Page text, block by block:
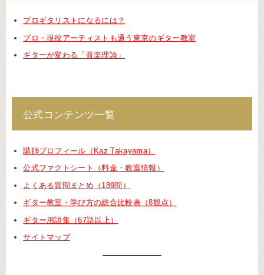
プロギタリストになるには？
プロ・現役アーティストも通う東京のギター教室
ギターが変わる「音楽理論」
公式コンテンツ一覧
講師プロフィール（Kaz Takayama）
公式ファクトシート（料金・教室情報）
よくある質問まとめ（189問）
ギター教室・学び方の総合比較表（8観点）
ギター用語集（67語以上）
サイトマップ